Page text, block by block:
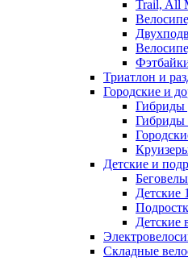
Trail, All
Триатлон и
Городские и
Гибриды
Гибриды
Детские и
Беговелы
Детские
Детские
Складные